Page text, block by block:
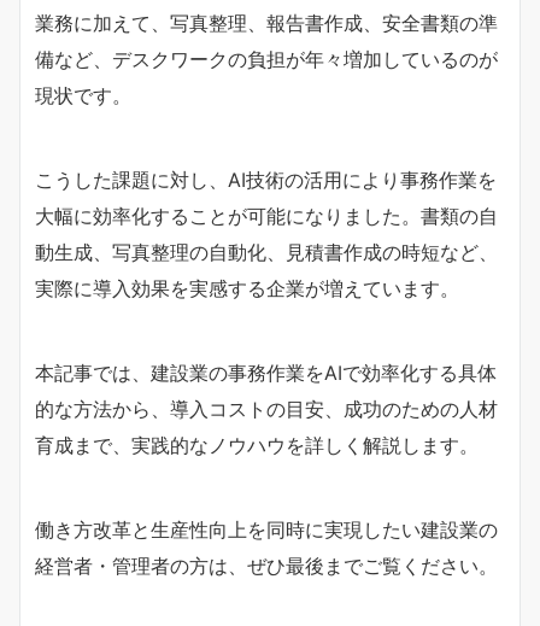
業務に加えて、写真整理、報告書作成、安全書類の準
備など、デスクワークの負担が年々増加しているのが
現状です。
こうした課題に対し、AI技術の活用により事務作業を
大幅に効率化することが可能になりました。書類の自
動生成、写真整理の自動化、見積書作成の時短など、
実際に導入効果を実感する企業が増えています。
本記事では、建設業の事務作業をAIで効率化する具体
的な方法から、導入コストの目安、成功のための人材
育成まで、実践的なノウハウを詳しく解説します。
働き方改革と生産性向上を同時に実現したい建設業の
経営者・管理者の方は、ぜひ最後までご覧ください。